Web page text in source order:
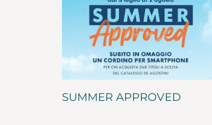
SUMMER APPROVED